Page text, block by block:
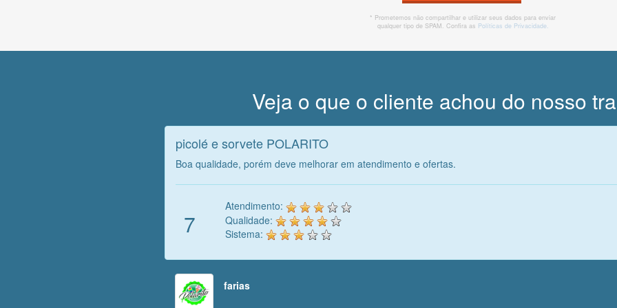
* Prometemos não compartilhar e utilizar seus dados para enviar
qualquer tipo de SPAM. Confira as Políticas de Privacidade.
Veja o que o cliente achou do nosso
picolé e sorvete POLARITO
Boa qualidade, porém deve melhorar em atendimento e ofertas.
7
Atendimento:
Qualidade:
Sistema:
farias